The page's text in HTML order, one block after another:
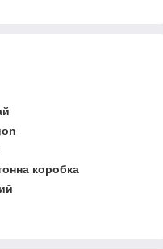
коробка